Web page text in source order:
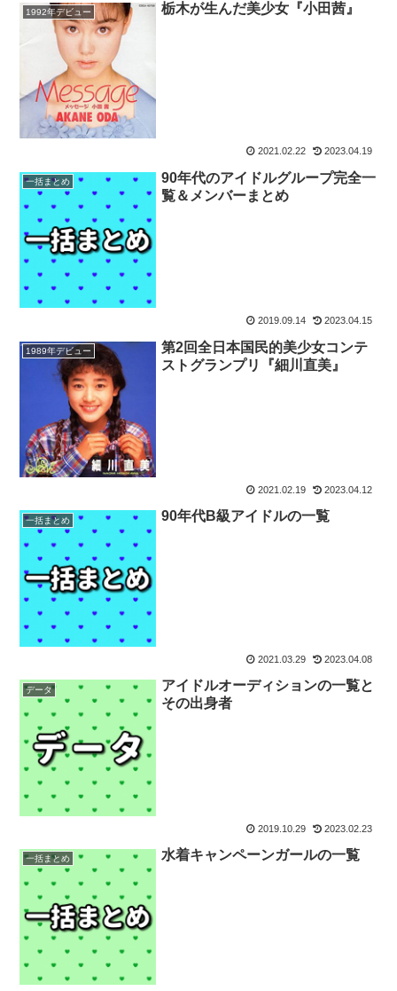
1992年デビュー 栃木が生んだ美少女『小田茜』
2021.02.22 2023.04.19
一括まとめ
90年代のアイドルグループ完全一
覧＆メンバーまとめ
2019.09.14 2023.04.15
1989年デビュー
第2回全日本国民的美少女コンテ
ストグランプリ『細川直美』
2021.02.19 2023.04.12
一括まとめ 90年代B級アイドルの一覧
2021.03.29 2023.04.08
データ
アイドルオーディションの一覧と
その出身者
2019.10.29 2023.02.23
一括まとめ 水着キャンペーンガールの一覧